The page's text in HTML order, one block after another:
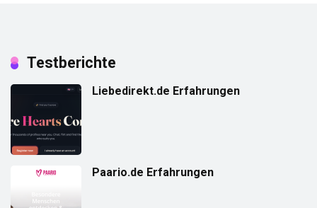
Testberichte
Liebedirekt.de Erfahrungen
Paario.de Erfahrungen